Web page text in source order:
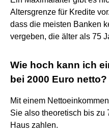
Altersgrenze für Kredite
dass die meisten Banken
vergeben, die älter als 75
Wie hoch kann ich
bei 2000 Euro netto?
Mit einem
Sie also theoretisch bis zu
Haus zahlen.